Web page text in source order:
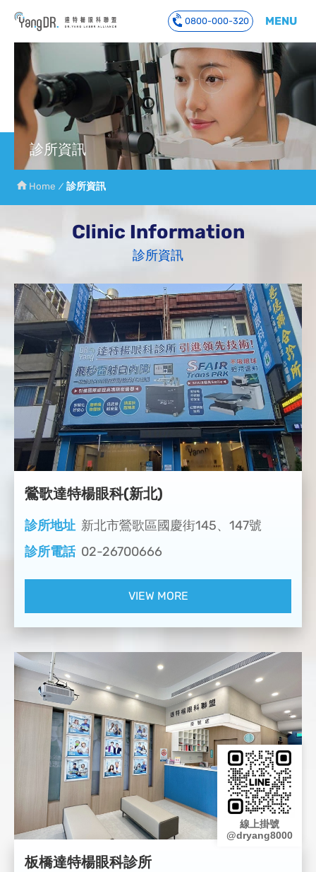
到主要內容
0800-000-320 MENU
診所資訊
Home 診所資訊
Clinic Information
診所資訊
鶯歌達特楊眼科(新北)
診所地址 新北市鶯歌區國慶街145、147號
診所電話 02-26700666
VIEW MORE
板橋達特楊眼科診所
線上掛號
@dryang8000